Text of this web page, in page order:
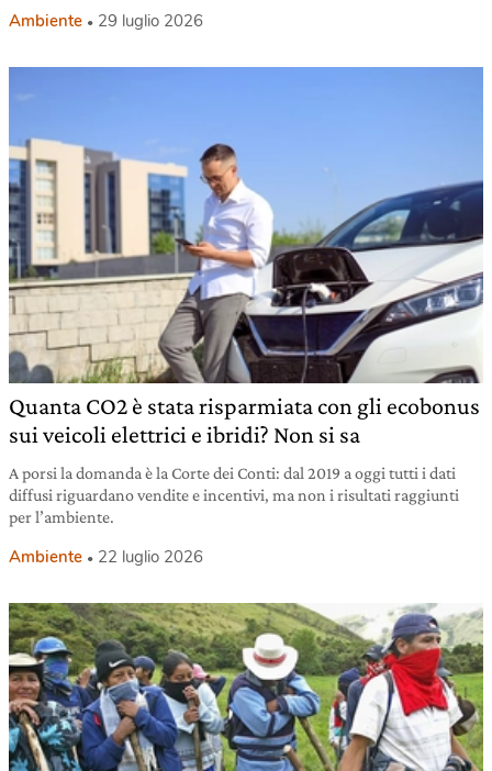
Ambiente 29 luglio 2026
Quanta CO2 è stata risparmiata con gli ecobonus
sui veicoli elettrici e ibridi? Non si sa
A porsi la domanda è la Corte dei Conti: dal 2019 a oggi tutti i dati
diffusi riguardano vendite e incentivi, ma non i risultati raggiunti
per l’ambiente.
Ambiente 22 luglio 2026